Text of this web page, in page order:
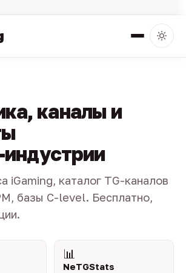
каналы и
iGaming, каталог TG-каналов
базы C-level. Бесплатно,
📊
NeTGStats